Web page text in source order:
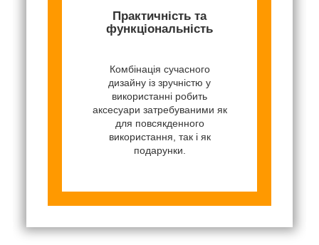
Практичність та
функціональність
Комбінація сучасного
дизайну із зручністю у
використанні робить
аксесуари затребуваними як
для повсякденного
використання, так і як
подарунки.